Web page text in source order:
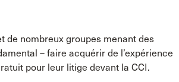
de nombreux groupes menant des
– faire acquérir de l’expérience
pour leur litige devant la CCI.